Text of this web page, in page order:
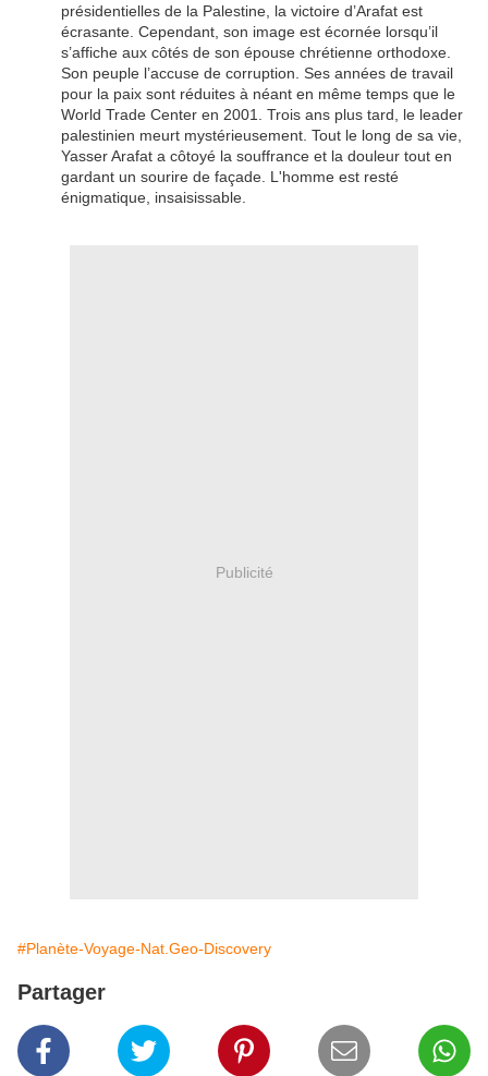
présidentielles de la Palestine, la victoire d’Arafat est
écrasante. Cependant, son image est écornée lorsqu’il
s’affiche aux côtés de son épouse chrétienne orthodoxe.
Son peuple l’accuse de corruption. Ses années de travail
pour la paix sont réduites à néant en même temps que le
World Trade Center en 2001. Trois ans plus tard, le leader
palestinien meurt mystérieusement. Tout le long de sa vie,
Yasser Arafat a côtoyé la souffrance et la douleur tout en
gardant un sourire de façade. L'homme est resté
énigmatique, insaisissable.
Publicité
#Planète-Voyage-Nat.Geo-Discovery
Partager